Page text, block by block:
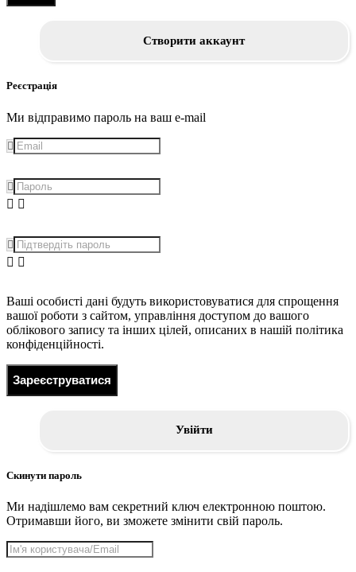
Створити аккаунт
Реєстрація
Ми відправимо пароль на ваш e-mail
Ваші особисті дані будуть використовуватися для спрощення
вашої роботи з сайтом, управління доступом до вашого
облікового запису та інших цілей, описаних в нашій політика
конфіденційності.
Зареєструватися
Увійти
Скинути пароль
Ми надішлемо вам секретний ключ електронною поштою.
Отримавши його, ви зможете змінити свій пароль.